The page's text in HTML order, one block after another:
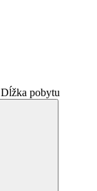
Dĺžka pobytu